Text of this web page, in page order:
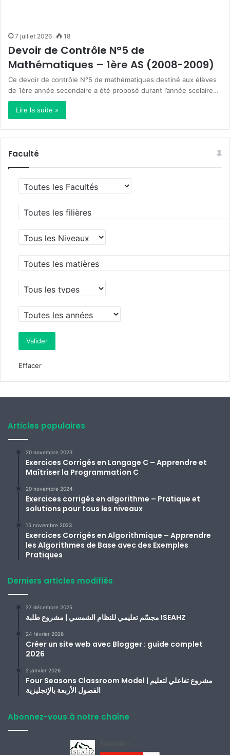
7 juillet 2026 18
Devoir de Contrôle N°5 de
Mathématiques – 1ère AS (2008-2009)
Ce devoir de contrôle N°5 de mathématiques destiné aux élèves
de 1ère année secondaire a été proposé durant l’année scolaire…
Lire la suite »
Faculté
Effacer
Articles populaires
20 novembre 2023
Exercices Corrigés en Langage C – Apprendre et
Maîtriser la Programmation C
20 novembre 2024
Exercices corrigés en algorithme – Pratique et
solutions pour tous les niveaux
15 novembre 2023
Exercices Corrigés en Algorithmique – Apprendre
les Algorithmes de Base avec des Exemples
Pratiques
Derniers articles modifiés
27 décembre 2025
مجسّم تعليمي للنظام الشمسي | مشروع طلبة ISEAHZ
24 février 2026
Créer un site web avec Blogger : guide complet
2026
2 janvier 2026
Four Seasons Classroom Model | مشروع تفاعلي لتعليم
الفصول الأربعة بالإنجليزية
Abonnez-vous à notre chaîne